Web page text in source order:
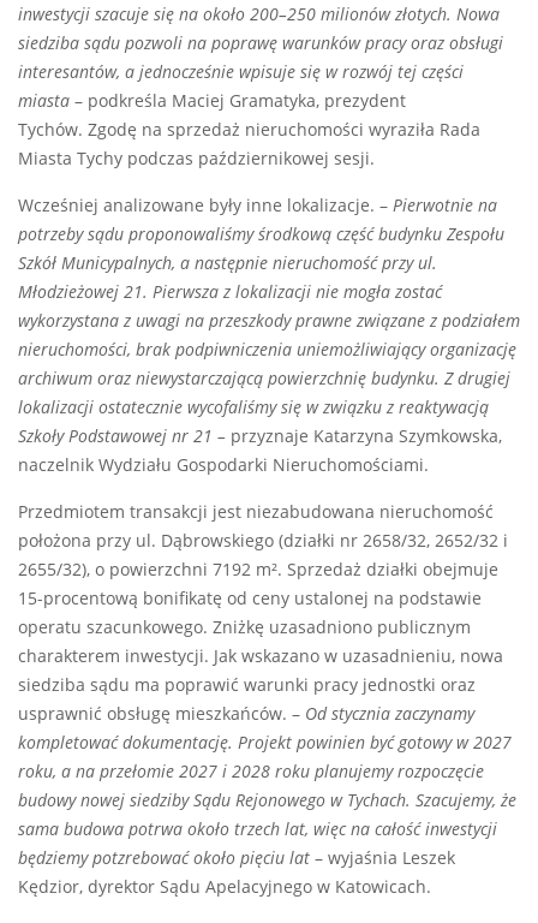
inwestycji szacuje się na około 200–250 milionów złotych. Nowa
siedziba sądu pozwoli na poprawę warunków pracy oraz obsługi
interesantów, a jednocześnie wpisuje się w rozwój tej części
miasta – podkreśla Maciej Gramatyka, prezydent
Tychów. Zgodę na sprzedaż nieruchomości wyraziła Rada
Miasta Tychy podczas październikowej sesji.
Wcześniej analizowane były inne lokalizacje. – Pierwotnie na
potrzeby sądu proponowaliśmy środkową część budynku Zespołu
Szkół Municypalnych, a następnie nieruchomość przy ul.
Młodzieżowej 21. Pierwsza z lokalizacji nie mogła zostać
wykorzystana z uwagi na przeszkody prawne związane z podziałem
nieruchomości, brak podpiwniczenia uniemożliwiający organizację
archiwum oraz niewystarczającą powierzchnię budynku. Z drugiej
lokalizacji ostatecznie wycofaliśmy się w związku z reaktywacją
Szkoły Podstawowej nr 21 – przyznaje Katarzyna Szymkowska,
naczelnik Wydziału Gospodarki Nieruchomościami.
Przedmiotem transakcji jest niezabudowana nieruchomość
położona przy ul. Dąbrowskiego (działki nr 2658/32, 2652/32 i
2655/32), o powierzchni 7192 m². Sprzedaż działki obejmuje
15-procentową bonifikatę od ceny ustalonej na podstawie
operatu szacunkowego. Zniżkę uzasadniono publicznym
charakterem inwestycji. Jak wskazano w uzasadnieniu, nowa
siedziba sądu ma poprawić warunki pracy jednostki oraz
usprawnić obsługę mieszkańców. – Od stycznia zaczynamy
kompletować dokumentację. Projekt powinien być gotowy w 2027
roku, a na przełomie 2027 i 2028 roku planujemy rozpoczęcie
budowy nowej siedziby Sądu Rejonowego w Tychach. Szacujemy, że
sama budowa potrwa około trzech lat, więc na całość inwestycji
będziemy potzrebować około pięciu lat – wyjaśnia Leszek
Kędzior, dyrektor Sądu Apelacyjnego w Katowicach.